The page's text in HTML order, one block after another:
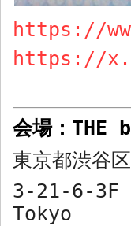
https://
https://
会場： THE
東京都渋谷
3-21-6-
Tokyo